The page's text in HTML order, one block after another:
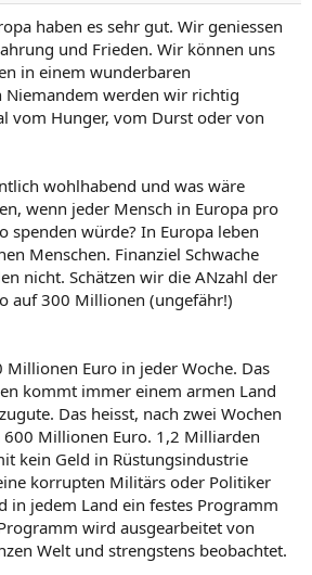
haben es sehr gut. Wir geniessen
und Frieden. Wir können uns
in einem wunderbaren
Niemandem werden wir richtig
vom Hunger, vom Durst oder von
wohlhabend und was wäre
wenn jeder Mensch in Europa pro
spenden würde? In Europa leben
Menschen. Finanziel Schwache
nicht. Schätzen wir die ANzahl der
auf 300 Millionen (ungefähr!)
Millionen Euro in jeder Woche. Das
kommt immer einem armen Land
Das heisst, nach zwei Wochen
Millionen Euro. 1,2 Milliarden
kein Geld in Rüstungsindustrie
korrupten Militärs oder Politiker
in jedem Land ein festes Programm
wird ausgearbeitet von
Welt und strengstens beobachtet.